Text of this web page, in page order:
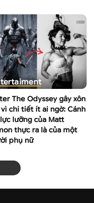
The Odyssey gây xôn
vì chi tiết ít ai ngờ: Cánh
lưỡng của Matt
thực ra là của một
phụ nữ